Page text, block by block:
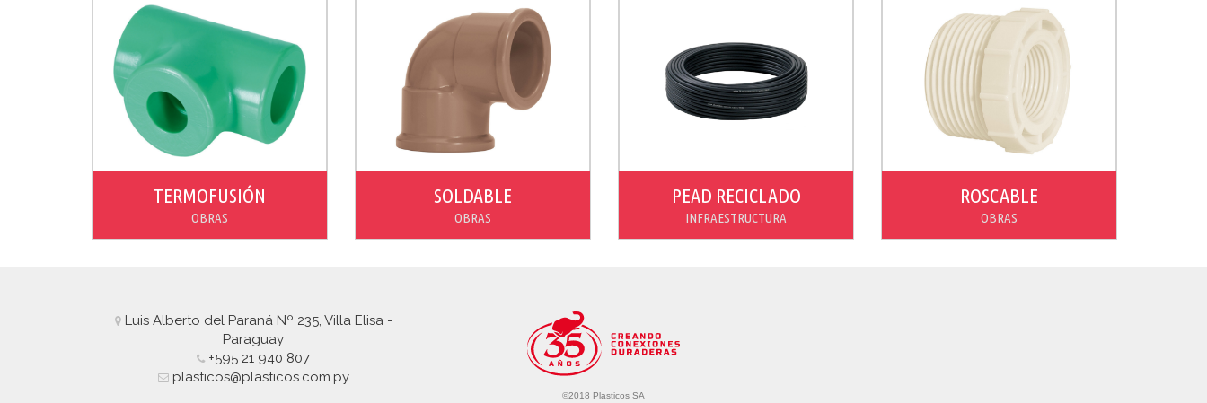
TERMOFUSIÓN
OBRAS
SOLDABLE
OBRAS
PEAD RECICLADO
INFRAESTRUCTURA
ROSCABLE
OBRAS
Luis Alberto del Paraná Nº 235, Villa Elisa -
Paraguay
+595 21 940 807
plasticos@plasticos.com.py
©2018 Plasticos SA